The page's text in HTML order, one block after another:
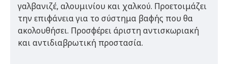
γαλβανιζέ, αλουμινίου και χαλκού. Προετοιμάζει
την επιφάνεια για το σύστημα βαφής που θα
ακολουθήσει. Προσφέρει άριστη αντισκωριακή
και αντιδιαβρωτική προστασία.